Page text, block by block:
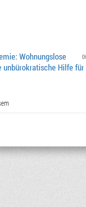
Wohnungslose
unbürokratische Hilfe für